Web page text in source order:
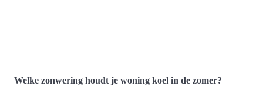
Welke zonwering houdt je woning koel in de zomer?